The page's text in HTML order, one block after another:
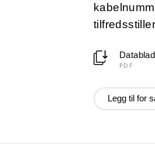
Datablad
PDF
Legg til for